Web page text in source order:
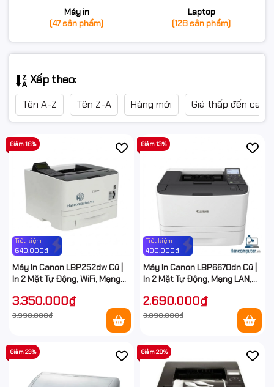
Máy in
(47 sản phẩm)
Laptop
(128 sản phẩm)
Xếp theo:
Tên A-Z Tên Z-A Hàng mới Giá thấp đến cao
Tiết kiệm
640.000₫
Giảm 16%
Máy In Canon LBP252dw Cũ |
In 2 Mặt Tự Động, WiFi, Mạng
3.350.000₫
3.990.000₫
Tiết kiệm
400.000₫
Giảm 13%
Máy In Canon LBP6670dn Cũ |
In 2 Mặt Tự Động, Mạng LAN,
2.690.000₫
3.090.000₫
Giảm 23% Giảm 20%